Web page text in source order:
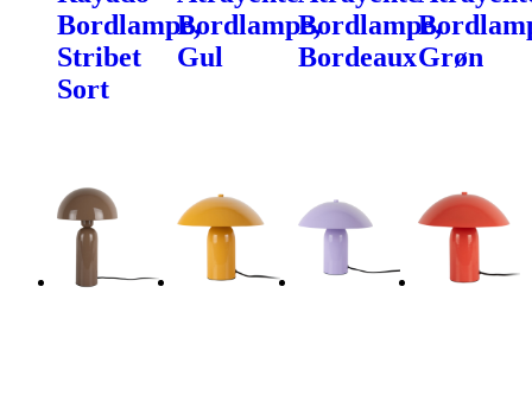
Bordlampe,
Stribet
Sort
Bordlampe,
Gul
Bordlampe,
BordeauxGrøn